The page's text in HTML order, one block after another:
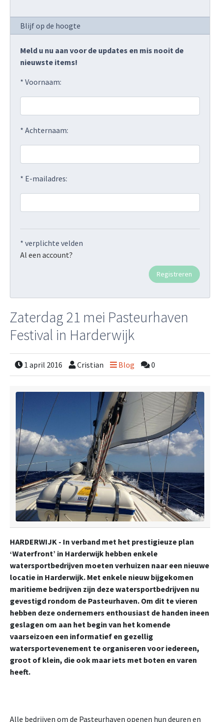
Blijf op de hoogte
Meld u nu aan voor de updates en mis nooit de
nieuwste items!
* Voornaam:
* Achternaam:
* E-mailadres:
* verplichte velden
Al een account?
Zaterdag 21 mei Pasteurhaven
Festival in Harderwijk
1 april 2016 Cristian Blog 0
HARDERWIJK - In verband met het prestigieuze plan
‘Waterfront’ in Harderwijk hebben enkele
watersportbedrijven moeten verhuizen naar een nieuwe
locatie in Harderwijk. Met enkele nieuw bijgekomen
maritieme bedrijven zijn deze watersportbedrijven nu
gevestigd rondom de Pasteurhaven. Om dit te vieren
hebben deze ondernemers enthousiast de handen ineen
geslagen om aan het begin van het komende
vaarseizoen een informatief en gezellig
watersportevenement te organiseren voor iedereen,
groot of klein, die ook maar iets met boten en varen
heeft.
Alle bedrijven om de Pasteurhaven openen hun deuren en